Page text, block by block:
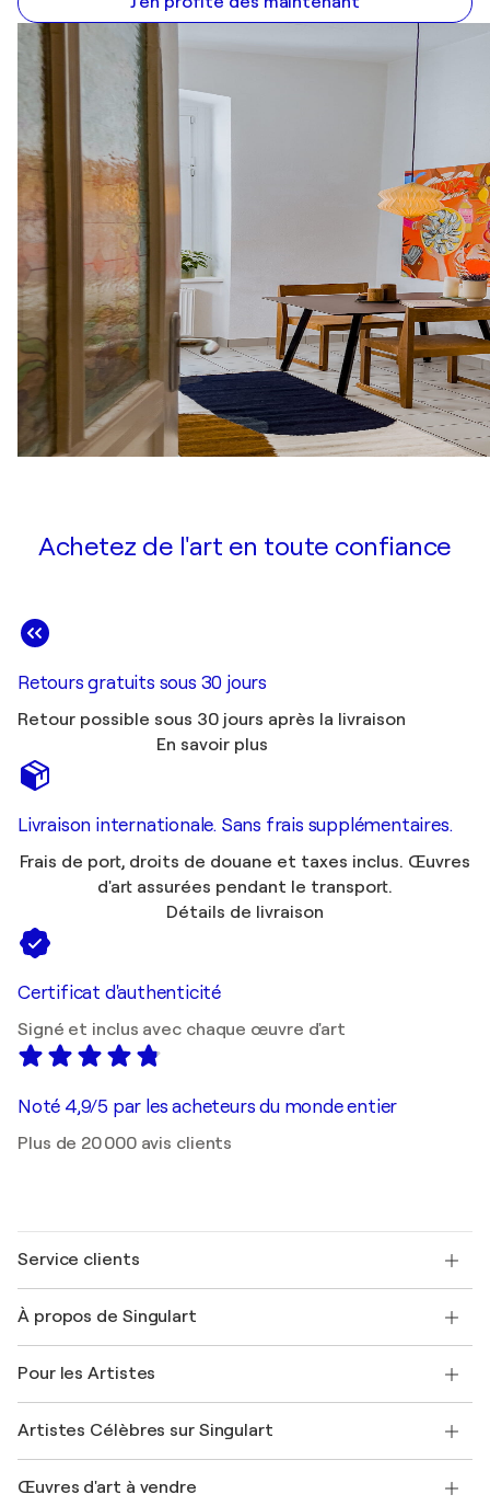
Achetez de l'art en toute confiance
Retours gratuits sous 30 jours
Retour possible sous 30 jours après la livraison
En savoir plus
Livraison internationale. Sans frais supplémentaires.
Frais de port, droits de douane et taxes inclus. Œuvres
d'art assurées pendant le transport.
Détails de livraison
Certificat d'authenticité
Signé et inclus avec chaque œuvre d'art
Noté 4,9/5 par les acheteurs du monde entier
Plus de 20 000 avis clients
Service clients
Expédition
Offrir une carte cadeau
Rejoignez notre programme commercial
Mon compte
+33 1 76 44 06 42
À propos de Singulart
FAQ
Magazine Singulart
Emplois
Découvrez une sélection d'art original
Pour les Artistes
Se connecter en tant qu'Artiste
Artistes Célèbres sur Singulart
Marc Chagall
Œuvres d'art à vendre